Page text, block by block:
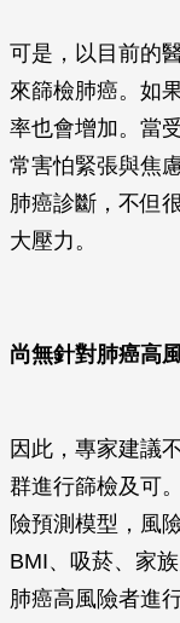
可是，以目前的
來篩檢肺癌。如
率也會增加。當
常害怕緊張與焦
肺癌診斷，不但
大壓力。
尚無針對肺癌高
因此，專家建議
群進行篩檢及可
險預測模型，風
BMI、吸菸、家
肺癌高風險者進